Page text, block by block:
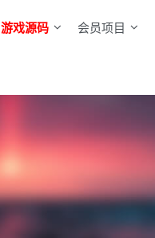
游戏源码 会员项目